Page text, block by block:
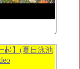
起】(夏日泳池